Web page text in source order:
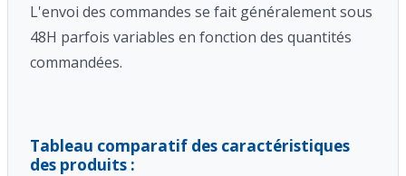
L'envoi des commandes se fait généralement sous
48H parfois variables en fonction des quantités
commandées.
Tableau comparatif des caractéristiques
des produits :